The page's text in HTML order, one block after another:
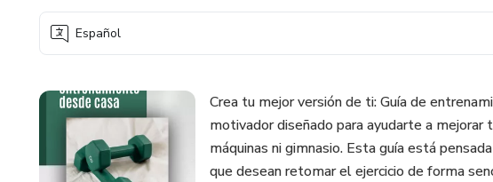
Español
Crea tu mejor versión de ti: Guía de
motivador diseñado para ayudarte a mejorar
máquinas ni gimnasio. Esta guía está
que desean retomar el ejercicio de forma